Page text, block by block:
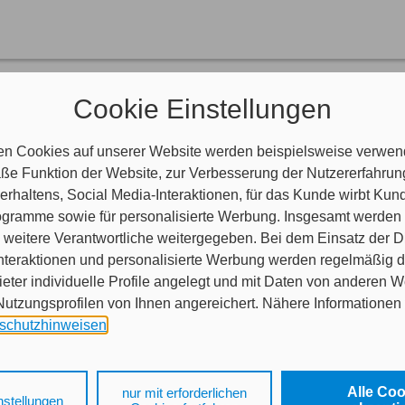
Cookie Einstellungen
Cookies auf unserer Website werden beispielsweise
Funktion der Website, zur Verbesserung der
Social Media-Interaktionen, für das Kunde wirbt
sowie für personalisierte Werbung. Insgesamt werden
Verantwortliche weitergegeben. Bei dem Einsatz der
und personalisierte Werbung werden regelmäßig
individuelle Profile angelegt und mit Daten von anderen
von Ihnen angereichert. Nähere
sowohl der Speicherung der notwendigen
Alle
nur mit erforderlichen
(vormals: Grüne Karte) dient als Nachweis Ihrer Kfz-
Versicherungen für den Kraftverkehr bestehen.
Island, Kroatien, Liechtenstein, Norwegen, Schweiz,
(Kennzeichenabkommen) aus.
europäische Länder reisen, benötigen Sie darüber hinaus die